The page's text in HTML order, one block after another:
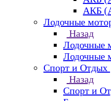
АКБ
Лодочные
Назад
Лодочные
Лодочные
Спорт и Отдых
Назад
Спорт и